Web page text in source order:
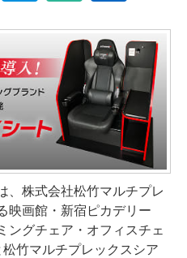
株式会社松竹マルチプレ
映画館・新宿ピカデリー
ングチェア・オフィスチェ
竹マルチプレックスシア